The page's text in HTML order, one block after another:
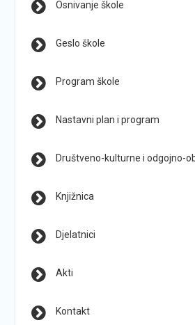
Osnivanje škole
Geslo škole
Program škole
Nastavni plan i program
Društveno-kulturne i odgojno-
Knjižnica
Djelatnici
Akti
Kontakt